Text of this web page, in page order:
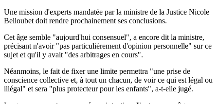
Une mission d'experts mandatée par la ministre de la Justice Nicole
Belloubet doit rendre prochainement ses conclusions.
Cet âge semble "aujourd'hui consensuel", a encore dit la ministre,
précisant n'avoir "pas particulièrement d'opinion personnelle" sur ce
sujet et qu'il y avait "des arbitrages en cours".
Néanmoins, le fait de fixer une limite permettra "une prise de
conscience collective et, à tout un chacun, de voir ce qui est légal ou
illégal" et sera "plus protecteur pour les enfants", a-t-elle jugé.